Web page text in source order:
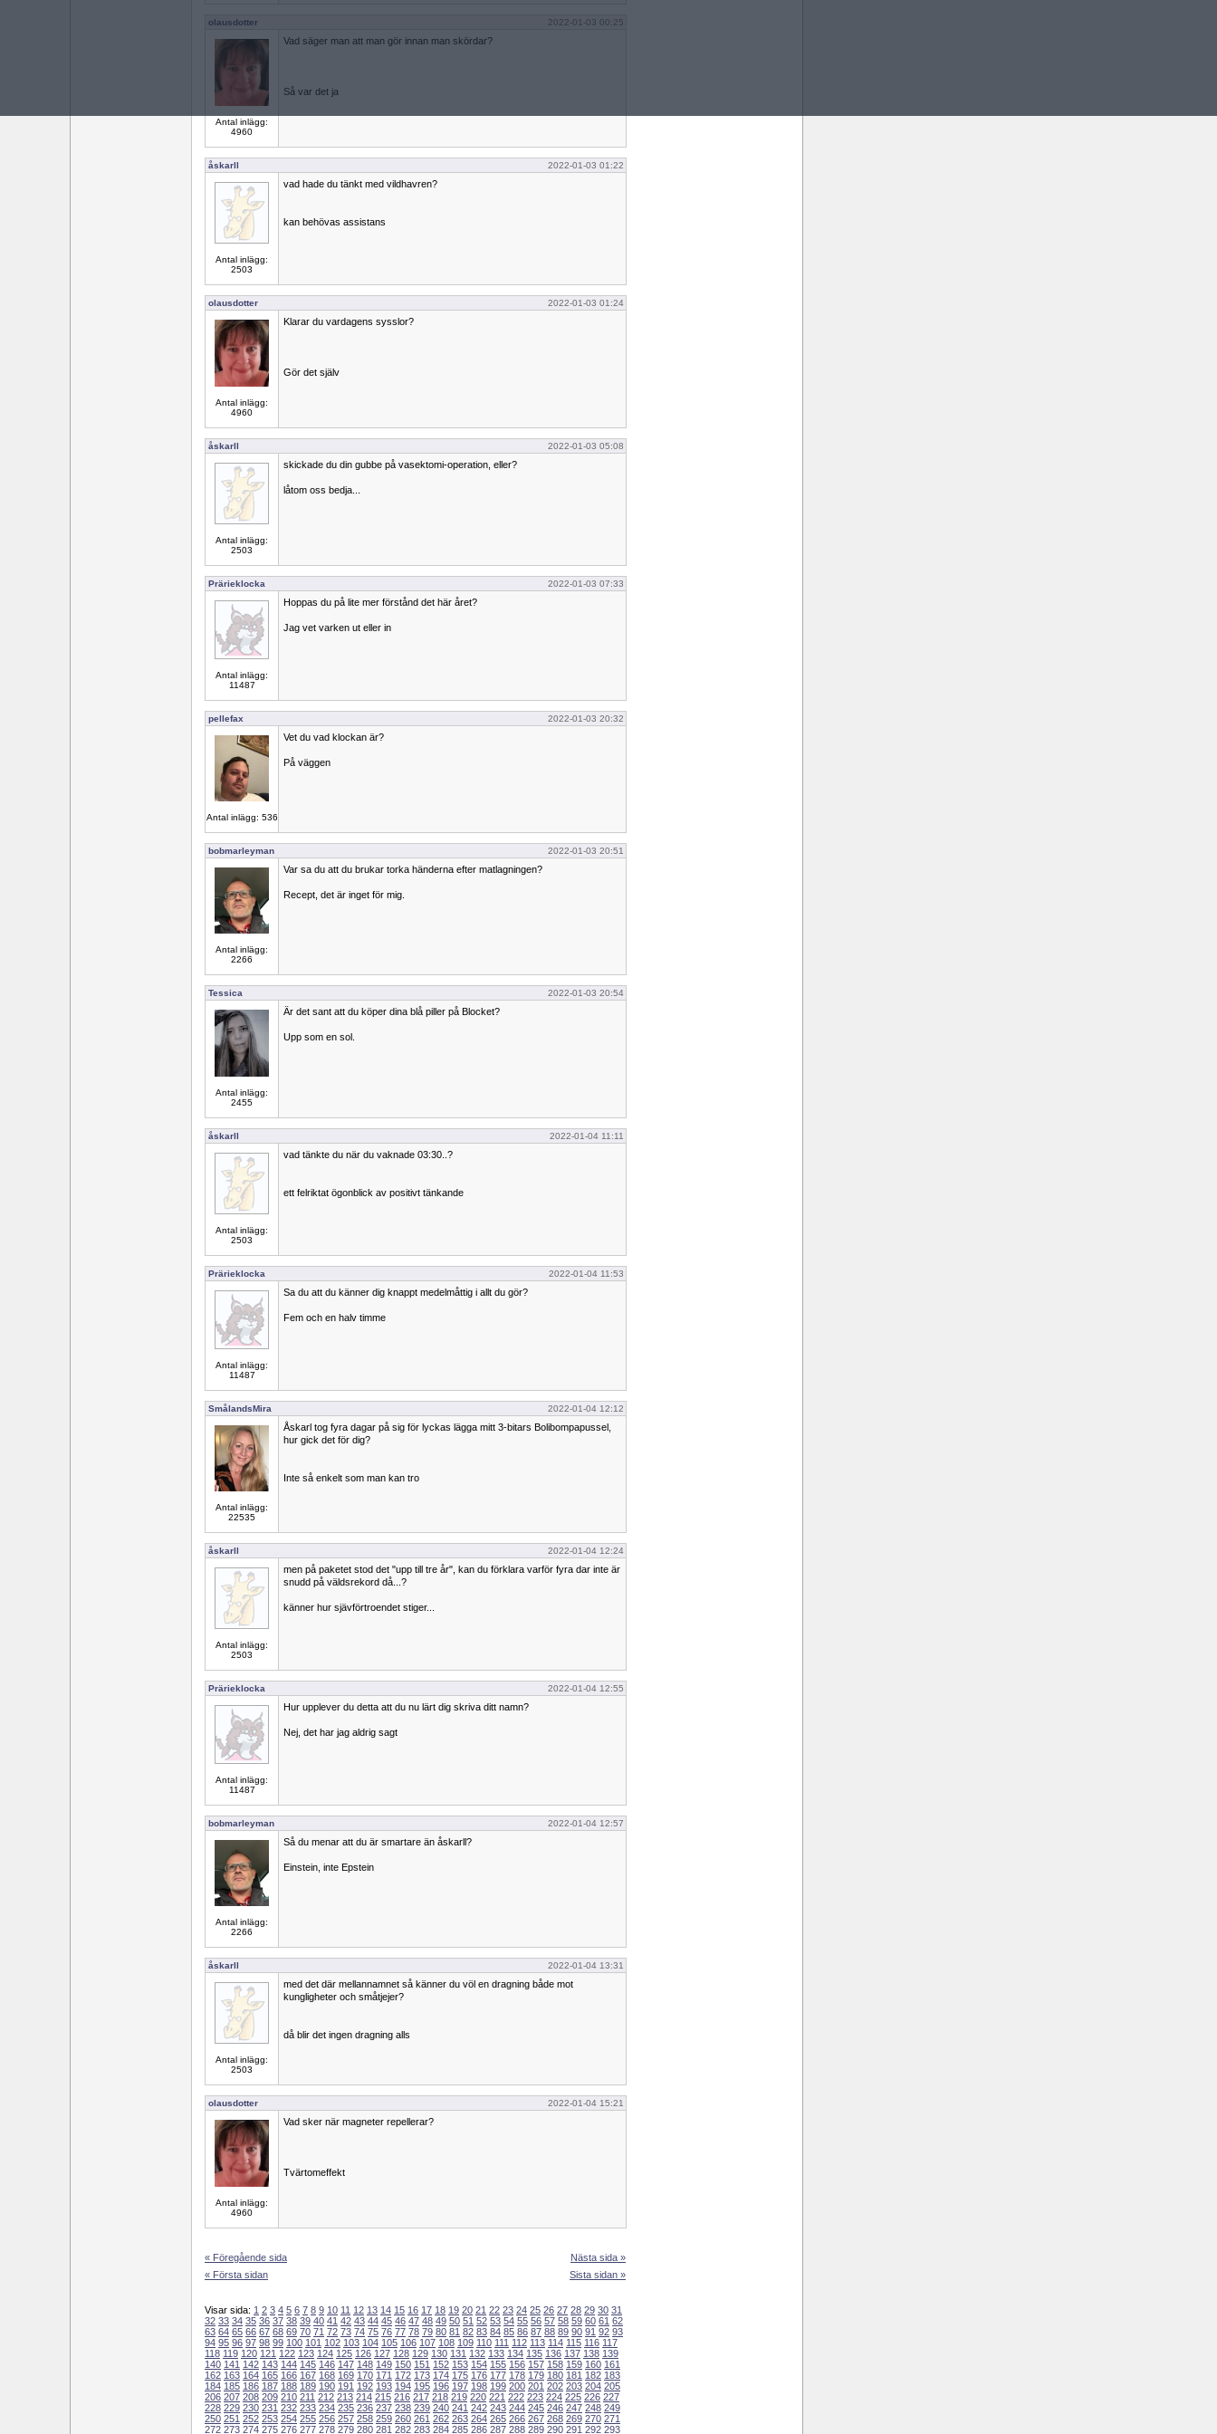
olausdotter 2022-01-03 00:25
Antal inlägg:
4960
Vad säger man att man gör innan man skördar?
Så var det ja
åskarll 2022-01-03 01:22
Antal inlägg:
2503
vad hade du tänkt med vildhavren?
kan behövas assistans
olausdotter 2022-01-03 01:24
Antal inlägg:
4960
Klarar du vardagens sysslor?
Gör det själv
åskarll 2022-01-03 05:08
Antal inlägg:
2503
skickade du din gubbe på vasektomi-operation, eller?
låtom oss bedja...
Prärieklocka 2022-01-03 07:33
Antal inlägg:
11487
Hoppas du på lite mer förstånd det här året?
Jag vet varken ut eller in
pellefax 2022-01-03 20:32
Antal inlägg: 536
Vet du vad klockan är?
På väggen
bobmarleyman 2022-01-03 20:51
Antal inlägg:
2266
Var sa du att du brukar torka händerna efter matlagningen?
Recept, det är inget för mig.
Tessica 2022-01-03 20:54
Antal inlägg:
2455
Är det sant att du köper dina blå piller på Blocket?
Upp som en sol.
åskarll 2022-01-04 11:11
Antal inlägg:
2503
vad tänkte du när du vaknade 03:30..?
ett felriktat ögonblick av positivt tänkande
Prärieklocka 2022-01-04 11:53
Antal inlägg:
11487
Sa du att du känner dig knappt medelmåttig i allt du gör?
Fem och en halv timme
SmålandsMira 2022-01-04 12:12
Antal inlägg:
22535
Åskarl tog fyra dagar på sig för lyckas lägga mitt 3-bitars Bolibompapussel,
hur gick det för dig?
Inte så enkelt som man kan tro
åskarll 2022-01-04 12:24
Antal inlägg:
2503
men på paketet stod det "upp till tre år", kan du förklara varför fyra dar inte är
snudd på väldsrekord då...?
känner hur sjävförtroendet stiger...
Prärieklocka 2022-01-04 12:55
Antal inlägg:
11487
Hur upplever du detta att du nu lärt dig skriva ditt namn?
Nej, det har jag aldrig sagt
bobmarleyman 2022-01-04 12:57
Antal inlägg:
2266
Så du menar att du är smartare än åskarll?
Einstein, inte Epstein
åskarll 2022-01-04 13:31
Antal inlägg:
2503
med det där mellannamnet så känner du völ en dragning både mot
kungligheter och småtjejer?
då blir det ingen dragning alls
olausdotter 2022-01-04 15:21
Antal inlägg:
4960
Vad sker när magneter repellerar?
Tvärtomeffekt
« Föregående sida
« Första sidan
Nästa sida »
Sista sidan »
Visar sida: 1 2 3 4 5 6 7 8 9 10 11 12 13 14 15 16 17 18 19 20 21 22 23 24 25 26 27 28 29 30 31
32 33 34 35 36 37 38 39 40 41 42 43 44 45 46 47 48 49 50 51 52 53 54 55 56 57 58 59 60 61 62
63 64 65 66 67 68 69 70 71 72 73 74 75 76 77 78 79 80 81 82 83 84 85 86 87 88 89 90 91 92 93
94 95 96 97 98 99 100 101 102 103 104 105 106 107 108 109 110 111 112 113 114 115 116 117
118 119 120 121 122 123 124 125 126 127 128 129 130 131 132 133 134 135 136 137 138 139
140 141 142 143 144 145 146 147 148 149 150 151 152 153 154 155 156 157 158 159 160 161
162 163 164 165 166 167 168 169 170 171 172 173 174 175 176 177 178 179 180 181 182 183
184 185 186 187 188 189 190 191 192 193 194 195 196 197 198 199 200 201 202 203 204 205
206 207 208 209 210 211 212 213 214 215 216 217 218 219 220 221 222 223 224 225 226 227
228 229 230 231 232 233 234 235 236 237 238 239 240 241 242 243 244 245 246 247 248 249
250 251 252 253 254 255 256 257 258 259 260 261 262 263 264 265 266 267 268 269 270 271
272 273 274 275 276 277 278 279 280 281 282 283 284 285 286 287 288 289 290 291 292 293